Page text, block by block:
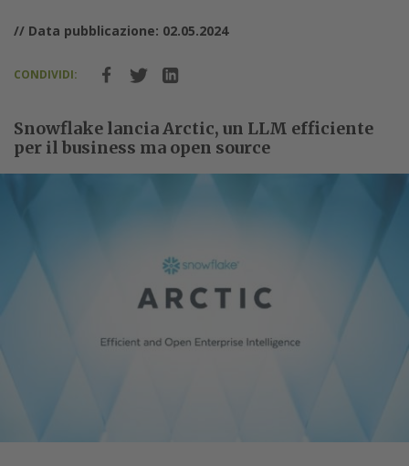
// Data pubblicazione: 02.05.2024
CONDIVIDI:
Snowflake lancia Arctic, un LLM efficiente
per il business ma open source